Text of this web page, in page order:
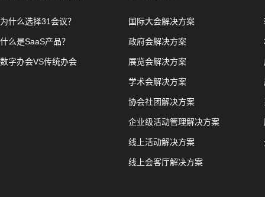
为什么选择31会议？
什么是SaaS产品？
数字办会VS传统办会
国际大会解决方案
政府会解决方案
展览会解决方案
学术会解决方案
协会社团解决方案
企业级活动管理解决方案
线上活动解决方案
线上会客厅解决方案